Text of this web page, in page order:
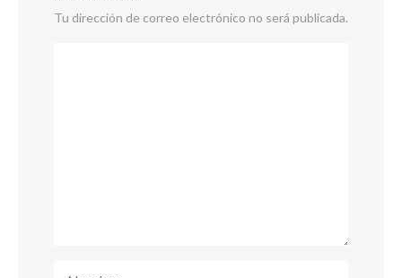
Tu dirección de correo electrónico no será publicada.